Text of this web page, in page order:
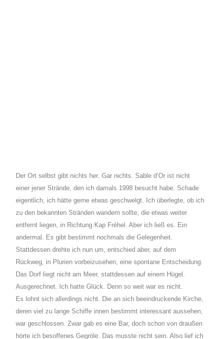
Der Ort selbst gibt nichts her. Gar nichts. Sable d’Or ist nicht
einer jener Strände, den ich damals 1998 besucht habe. Schade
eigentlich, ich hätte gerne etwas geschwelgt. Ich überlegte, ob ich
zu den bekannten Stränden wandern sollte, die etwas weiter
entfernt liegen, in Richtung Kap Fréhel. Aber ich ließ es. Ein
andermal. Es gibt bestimmt nochmals die Gelegenheit.
Stattdessen drehte ich nun um, entschied aber, auf dem
Rückweg, in Plurien vorbeizusehen, eine spontane Entscheidung.
Das Dorf liegt nicht am Meer, stattdessen auf einem Hügel.
Ausgerechnet. Ich hatte Glück. Denn so weit war es nicht.
Es lohnt sich allerdings nicht. Die an sich beeindruckende Kirche,
deren viel zu lange Schiffe innen bestimmt interessant aussehen,
war geschlossen. Zwar gab es eine Bar, doch schon von draußen
hörte ich besoffenes Gegröle. Das musste nicht sein. Also lief ich